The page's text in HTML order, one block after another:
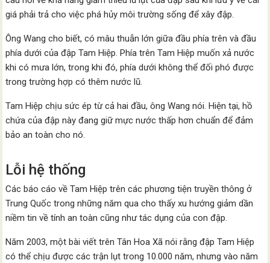
giá phải trả cho việc phá hủy môi trường sống để xây đập.
Ông Wang cho biết, có mâu thuẫn lớn giữa đầu phía trên và đầu
phía dưới của đập Tam Hiệp. Phía trên Tam Hiệp muốn xả nước
khi có mưa lớn, trong khi đó, phía dưới không thể đối phó được
trong trường hợp có thêm nước lũ.
Tam Hiệp chịu sức ép từ cả hai đầu, ông Wang nói. Hiện tại, hồ
chứa của đập này đang giữ mực nước thấp hơn chuẩn để đảm
bảo an toàn cho nó.
Lỗi hệ thống
Các báo cáo về Tam Hiệp trên các phương tiện truyền thông ở
Trung Quốc trong những năm qua cho thấy xu hướng giảm dần
niềm tin về tính an toàn cũng như tác dụng của con đập.
Năm 2003, một bài viết trên Tân Hoa Xã nói rằng đập Tam Hiệp
có thể chịu được các trận lụt trong 10.000 năm, nhưng vào năm